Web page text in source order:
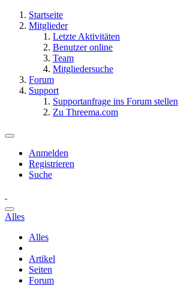
Startseite
Mitglieder
Letzte Aktivitäten
Benutzer online
Team
Mitgliedersuche
Forum
Support
Supportanfrage ins Forum stellen
Zu Threema.com
Anmelden
Registrieren
Suche
Alles
Alles
Artikel
Seiten
Forum